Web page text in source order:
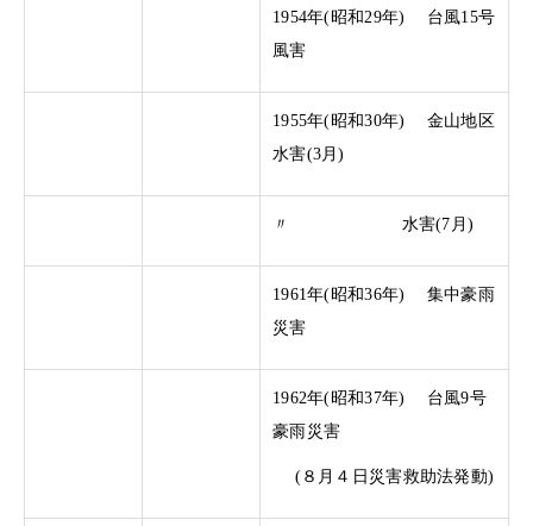
1954年(昭和29年) 台風15号
風害
1955年(昭和30年) 金山地区
水害(3月)
〃 水害(7月)
1961年(昭和36年) 集中豪雨
災害
1962年(昭和37年) 台風9号
豪雨災害
(８月４日災害救助法発動)